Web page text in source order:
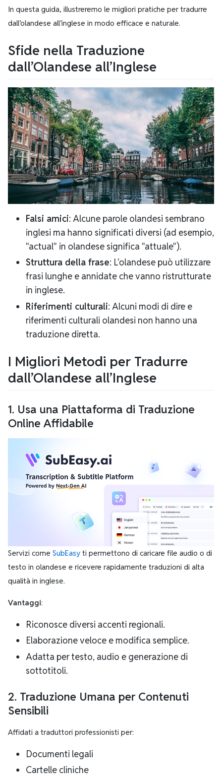
In questa guida, illustreremo le migliori pratiche per tradurre
dall’olandese all’inglese in modo efficace e naturale.
Sfide nella Traduzione
dall’Olandese all’Inglese
Falsi amici: Alcune parole olandesi sembrano
inglesi ma hanno significati diversi (ad esempio,
"actual" in olandese significa "attuale").
Struttura della frase: L’olandese può utilizzare
frasi lunghe e annidate che vanno ristrutturate
in inglese.
Riferimenti culturali: Alcuni modi di dire e
riferimenti culturali olandesi non hanno una
traduzione diretta.
I Migliori Metodi per Tradurre
dall’Olandese all’Inglese
1. Usa una Piattaforma di Traduzione
Online Affidabile
Servizi come SubEasy ti permettono di caricare file audio o di
testo in olandese e ricevere rapidamente traduzioni di alta
qualità in inglese.
Vantaggi:
Riconosce diversi accenti regionali.
Elaborazione veloce e modifica semplice.
Adatta per testo, audio e generazione di
sottotitoli.
2. Traduzione Umana per Contenuti
Sensibili
Affidati a traduttori professionisti per:
Documenti legali
Cartelle cliniche